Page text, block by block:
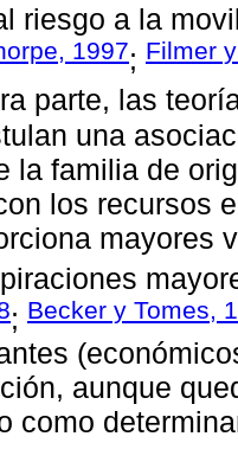
riesgo a la
1997; Filmer
parte, las
una
la familia de
los recursos
mayores
; Becker y Tomes,
aunque
como